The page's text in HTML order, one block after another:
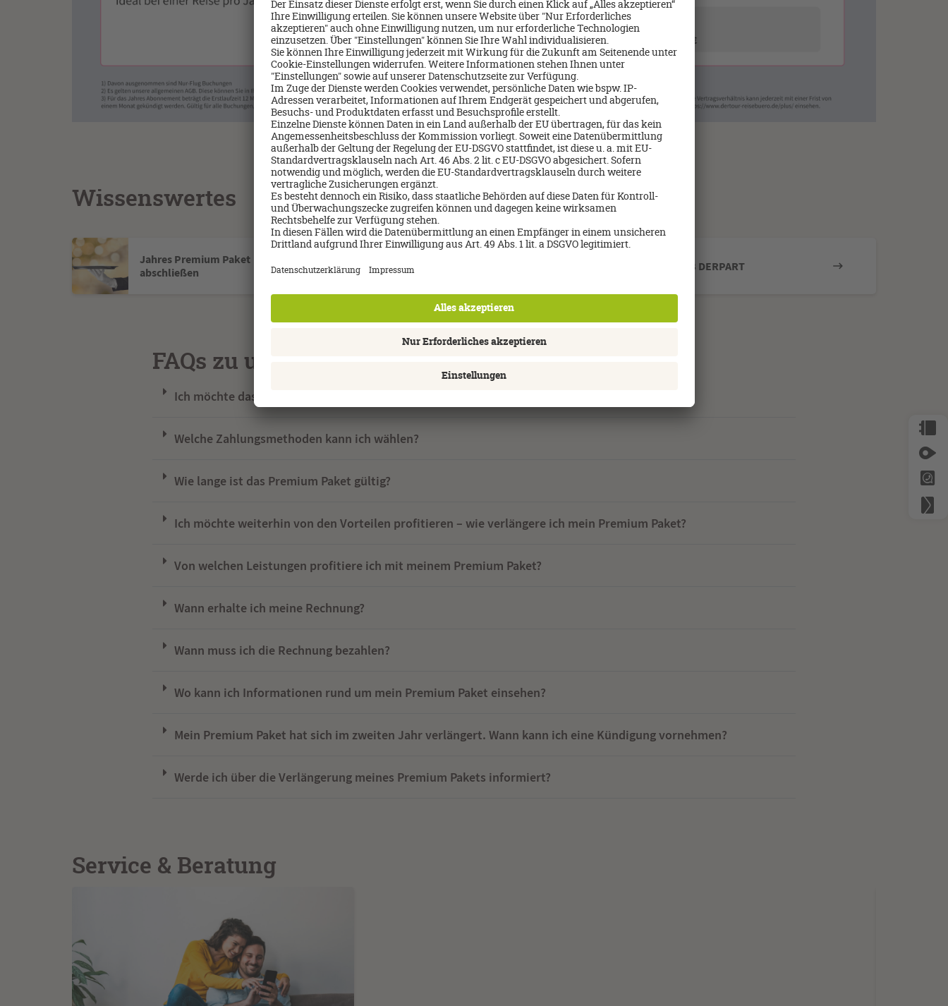
Wissenswertes
Jahres Premium Paket
abschließen
AGB DERTOUR Reisebüro AGB DERPART
FAQs zu unserer Plus Mitglieschaft
Ich möchte das Premium Paket gerne abschließen. An wen kann ich mich hierzu wenden?
Welche Zahlungsmethoden kann ich wählen?
Wie lange ist das Premium Paket gültig?
Ich möchte weiterhin von den Vorteilen profitieren – wie verlängere ich mein Premium Paket?
Von welchen Leistungen profitiere ich mit meinem Premium Paket?
Wann erhalte ich meine Rechnung?
Wann muss ich die Rechnung bezahlen?
Wo kann ich Informationen rund um mein Premium Paket einsehen?
Mein Premium Paket hat sich im zweiten Jahr verlängert. Wann kann ich eine Kündigung vornehmen?
Werde ich über die Verlängerung meines Premium Pakets informiert?
Service & Beratung